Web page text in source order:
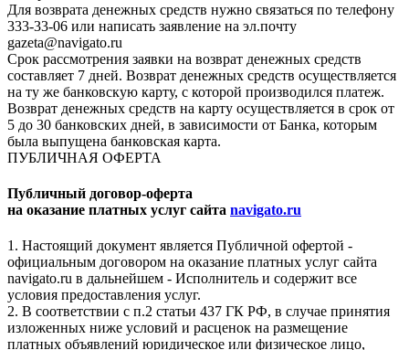
Для возврата денежных средств нужно связаться по телефону
333-33-06 или написать заявление на эл.почту
gazeta@navigato.ru
Срок рассмотрения заявки на возврат денежных средств
составляет 7 дней. Возврат денежных средств осуществляется
на ту же банковскую карту, с которой производился платеж.
Возврат денежных средств на карту осуществляется в срок от
5 до 30 банковских дней, в зависимости от Банка, которым
была выпущена банковская карта.
ПУБЛИЧНАЯ ОФЕРТА
Публичный договор-оферта
на оказание платных услуг сайта navigato.ru
1. Настоящий документ является Публичной офертой -
официальным договором на оказание платных услуг сайта
navigato.ru в дальнейшем - Исполнитель и содержит все
условия предоставления услуг.
2. В соответствии с п.2 статьи 437 ГК РФ, в случае принятия
изложенных ниже условий и расценок на размещение
платных объявлений юридическое или физическое лицо,